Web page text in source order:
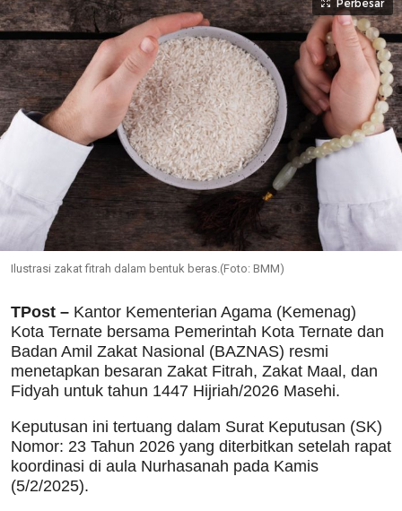
Perbesar
Ilustrasi zakat fitrah dalam bentuk beras.(Foto: BMM)
TPost – Kantor Kementerian Agama (Kemenag)
Kota Ternate bersama Pemerintah Kota Ternate dan
Badan Amil Zakat Nasional (BAZNAS) resmi
menetapkan besaran Zakat Fitrah, Zakat Maal, dan
Fidyah untuk tahun 1447 Hijriah/2026 Masehi.
Keputusan ini tertuang dalam Surat Keputusan (SK)
Nomor: 23 Tahun 2026 yang diterbitkan setelah rapat
koordinasi di aula Nurhasanah pada Kamis
(5/2/2025).